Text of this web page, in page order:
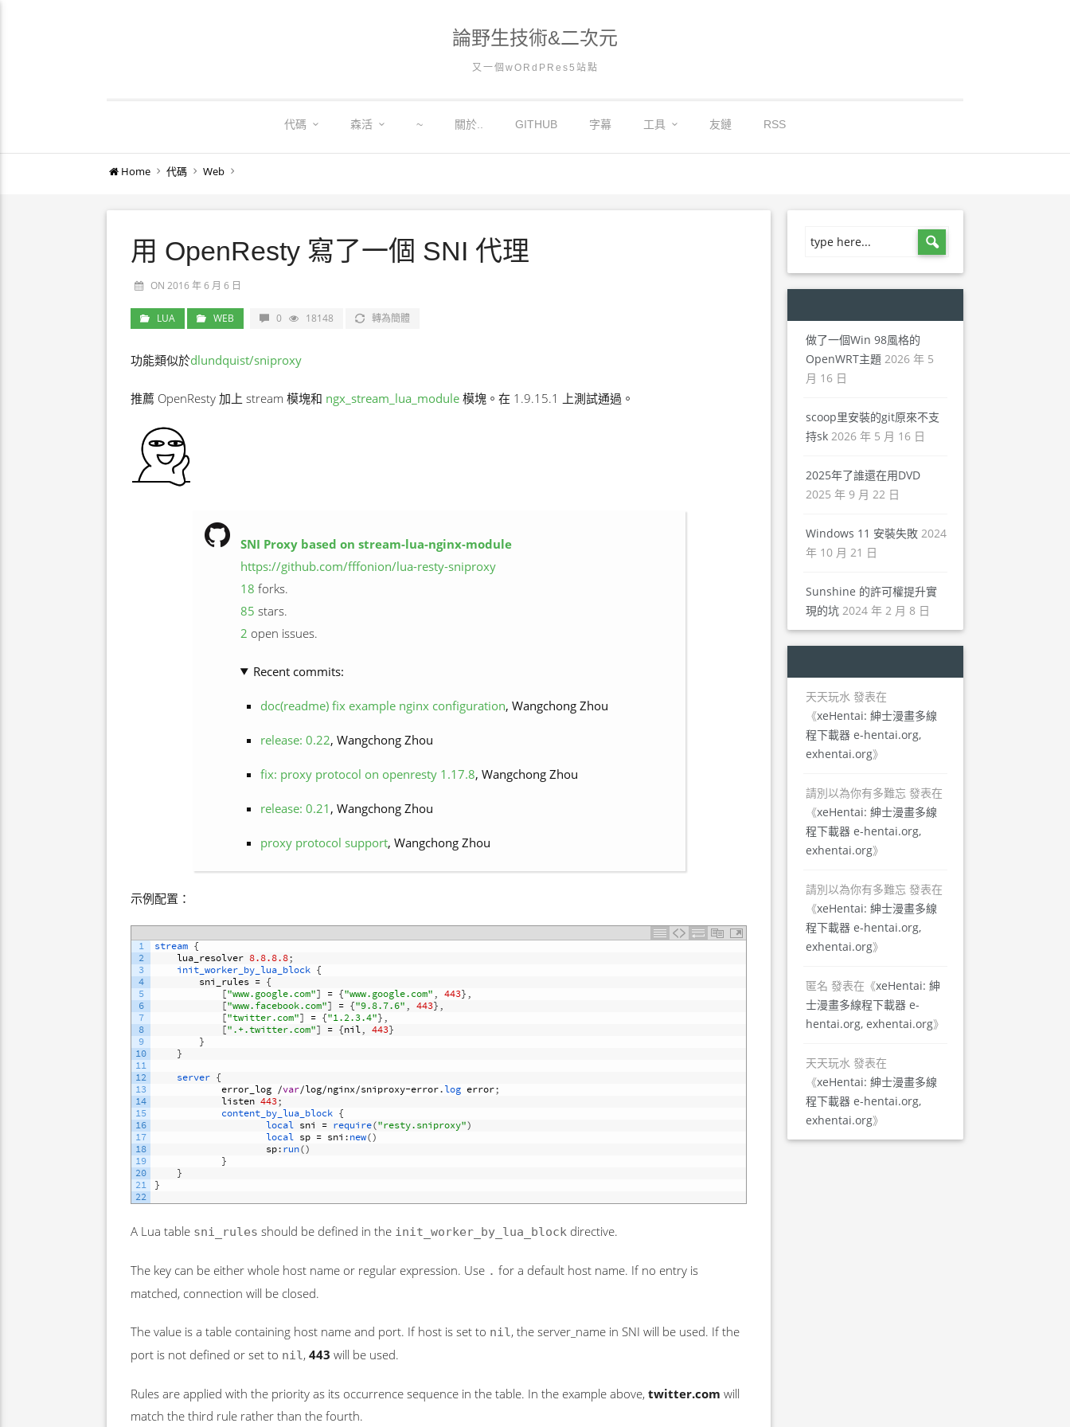
論野生技術&二次元
又一個wORdPRes5站點
代碼 森活 ~ 關於.. GITHUB 字幕 工具 友鏈 RSS
Home 代碼 Web
用 OpenResty 寫了一個 SNI 代理
ON 2016 年 6 月 6 日
LUA WEB 0 18148 轉為簡體
功能類似於dlundquist/sniproxy
推薦 OpenResty 加上 stream 模塊和 ngx_stream_lua_module 模塊。在 1.9.15.1 上測試通過。
SNI Proxy based on stream-lua-nginx-module
https://github.com/fffonion/lua-resty-sniproxy
18 forks.
85 stars.
2 open issues.
Recent commits:
doc(readme) fix example nginx configuration, Wangchong Zhou
release: 0.22, Wangchong Zhou
fix: proxy protocol on openresty 1.17.8, Wangchong Zhou
release: 0.21 , Wangchong Zhou
proxy protocol support, Wangchong Zhou
示例配置：
1
2
3
4
5
6
7
8
9
10
11
12
13
14
15
16
17
18
19
20
21
22
stream {
lua_resolver 8.8.8.8;
init_worker_by_lua_block {
sni_rules = {
["www.google.com"] = {"www.google.com", 443},
["www.facebook.com"] = {"9.8.7.6", 443},
["twitter.com"] = {"1.2.3.4"},
[".+.twitter.com"] = {nil, 443}
}
}
server {
error_log /var/log/nginx/sniproxy-error.log error;
listen 443;
content_by_lua_block {
local sni = require("resty.sniproxy")
local sp = sni :new()
sp:run()
}
}
}
A Lua table sni_rules should be defined in the init_worker_by_lua_block directive.
The key can be either whole host name or regular expression. Use . for a default host name. If no entry is
matched, connection will be closed.
The value is a table containing host name and port. If host is set to nil, the server_name in SNI will be used. If the
port is not defined or set to nil,443 will be used.
Rules are applied with the priority as its occurrence sequence in the table. In the example above,twitter.com will
match the third rule rather than the fourth.
做了一個Win 98風格的
OpenWRT主題 2026 年 5
月 16 日
scoop里安裝的git原來不支
持sk 2026 年 5 月 16 日
2025年了誰還在用DVD
2025 年 9 月 22 日
Windows 11 安裝失敗 2024
年 10 月 21 日
Sunshine 的許可權提升實
現的坑 2024 年 2 月 8 日
天天玩水 發表在
《xeHentai: 紳士漫畫多線
程下載器 e-hentai.org,
exhentai.org》
請別以為你有多難忘 發表在
《xeHentai: 紳士漫畫多線
程下載器 e-hentai.org,
exhentai.org》
請別以為你有多難忘 發表在
《xeHentai: 紳士漫畫多線
程下載器 e-hentai.org,
exhentai.org》
匿名 發表在《xeHentai: 紳
士漫畫多線程下載器 e-
hentai.org, exhentai.org》
天天玩水 發表在
《xeHentai: 紳士漫畫多線
程下載器 e-hentai.org,
exhentai.org》